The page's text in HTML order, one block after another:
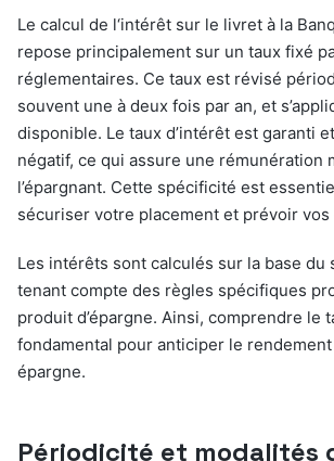
Le calcul de l‘intérêt sur le livret à la
repose principalement sur un taux fixé
réglementaires. Ce taux est révisé
souvent une à deux fois par an, et
disponible. Le taux d’intérêt est garanti
négatif, ce qui assure une rémunération
l’épargnant. Cette spécificité est
sécuriser votre placement et prévoir vos
Les intérêts sont calculés sur la base du
tenant compte des règles spécifiques
produit d’épargne. Ainsi, comprendre le
fondamental pour anticiper le
épargne.
Périodicité et modalités